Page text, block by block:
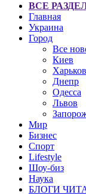
ВСЕ
Главная
Украина
Город
Все
Киев
Харьков
Днепр
Одесса
Львов
Мир
Бизнес
Спорт
Lifestyle
Шоу-биз
Наука
БЛОГИ